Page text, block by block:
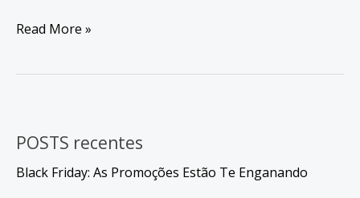
Black
Enganando
Read More »
POSTS recentes
Black Friday: As Promoções Estão Te Enganando